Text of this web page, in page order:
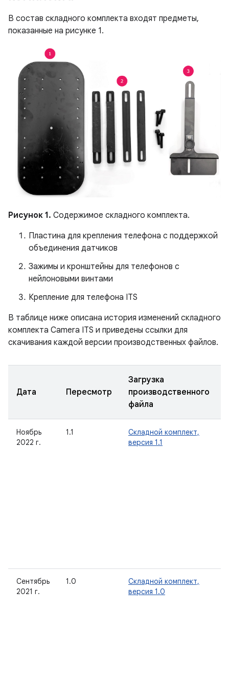
В состав складного комплекта входят предметы,
показанные на рисунке 1.
Рисунок 1. Содержимое складного комплекта.
Пластина для крепления телефона с поддержкой
объединения датчиков
Зажимы и кронштейны для телефонов с
нейлоновыми винтами
Крепление для телефона ITS
В таблице ниже описана история изменений складного
комплекта Camera ITS и приведены ссылки для
скачивания каждой версии производственных файлов.
Дата Пересмотр
Загрузка
производственного
файла
Ноябрь
2022 г.
1.1
Складной комплект,
версия 1.1
Сентябрь
2021 г.
1.0
Складной комплект,
версия 1.0